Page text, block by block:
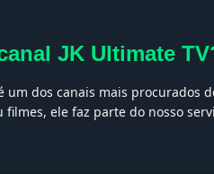
JK Ultimate
um dos canais mais procurados
ele faz parte do nosso